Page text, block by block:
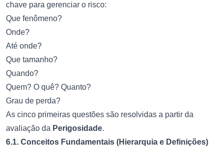
chave para gerenciar o risco:
Que fenômeno?
Onde?
Até onde?
Que tamanho?
Quando?
Quem? O quê? Quanto?
Grau de perda?
As cinco primeiras questões são resolvidas a partir da
avaliação da Perigosidade.
6.1. Conceitos Fundamentais (Hierarquia e Definições)